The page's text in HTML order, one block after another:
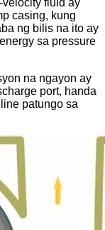
casing, kung
ng bilis na ito ay
sa pressure
na ngayon ay
port, handa
patungo sa